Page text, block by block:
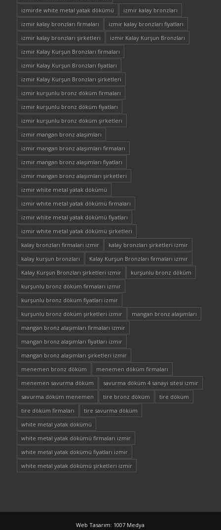
izmirde white metal yatak dökümü
izmir kalay bronzları
izmir kalay bronzları firmaları
izmir kalay bronzları fiyatları
izmir kalay bronzları şirketleri
izmir Kalay Kurşun Bronzları
izmir Kalay Kurşun Bronzları firmaları
izmir Kalay Kurşun Bronzları fiyatları
izmir Kalay Kurşun Bronzları şirketleri
izmir kurşunlu bronz döküm firmaları
izmir kurşunlu bronz döküm fiyatları
izmir kurşunlu bronz döküm şirketleri
izmir mangan bronz alaşımları
izmir mangan bronz alaşımları firmaları
izmir mangan bronz alaşımları fiyatları
izmir mangan bronz alaşımları şirketleri
izmir white metal yatak dökümü
izmir white metal yatak dökümü firmaları
izmir white metal yatak dökümü fiyatları
izmir white metal yatak dökümü şirketleri
kalay bronzları firmaları izmir
kalay bronzları şirketleri izmir
kalay kurşun bronzları
Kalay Kurşun Bronzları firmaları izmir
Kalay Kurşun Bronzları şirketleri izmir
kurşunlu bronz döküm
kurşunlu bronz döküm firmaları izmir
kurşunlu bronz döküm fiyatları izmir
kurşunlu bronz döküm şirketleri izmir
mangan bronz alaşımları
mangan bronz alaşımları firmaları izmir
mangan bronz alaşımları fiyatları izmir
mangan bronz alaşımları şirketleri izmir
menemen bronz döküm
menemen döküm firmaları
menemen savurma döküm
savurma döküm 4 sanayi sitesi izmir
savurma döküm menemen
tire bronz döküm
tire döküm
tire döküm firmaları
tire savurma döküm
white metal yatak dökümü
white metal yatak dökümü firmaları izmir
white metal yatak dökümü fiyatları izmir
white metal yatak dökümü şirketleri izmir
Web Tasarım: 1007 Medya